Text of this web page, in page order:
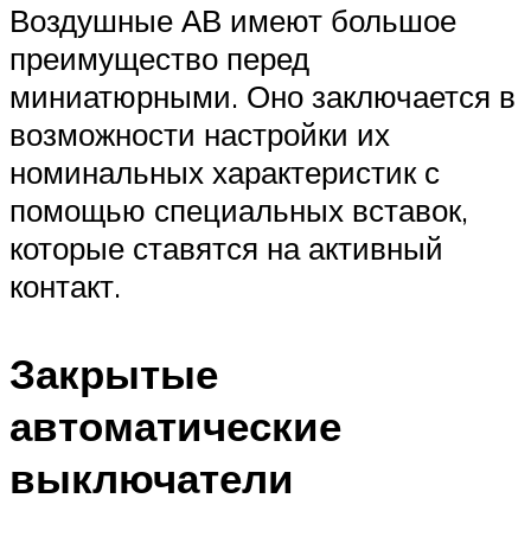
Воздушные АВ имеют большое
преимущество перед
миниатюрными. Оно заключается в
возможности настройки их
номинальных характеристик с
помощью специальных вставок,
которые ставятся на активный
контакт.
Закрытые
автоматические
выключатели